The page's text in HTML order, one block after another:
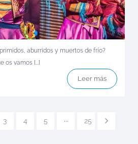
aburridos y muertos de frío?
os vamos [...]
Leer más
3 4 5 ··· 25